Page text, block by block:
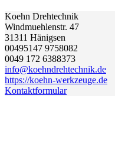
Koehn Drehtechnik
Windmuehlenstr. 47
31311 Hänigsen
00495147 9758082
0049 172 6388373
info@koehndrehtechnik.de
https://koehn-werkzeuge.de
Kontaktformular